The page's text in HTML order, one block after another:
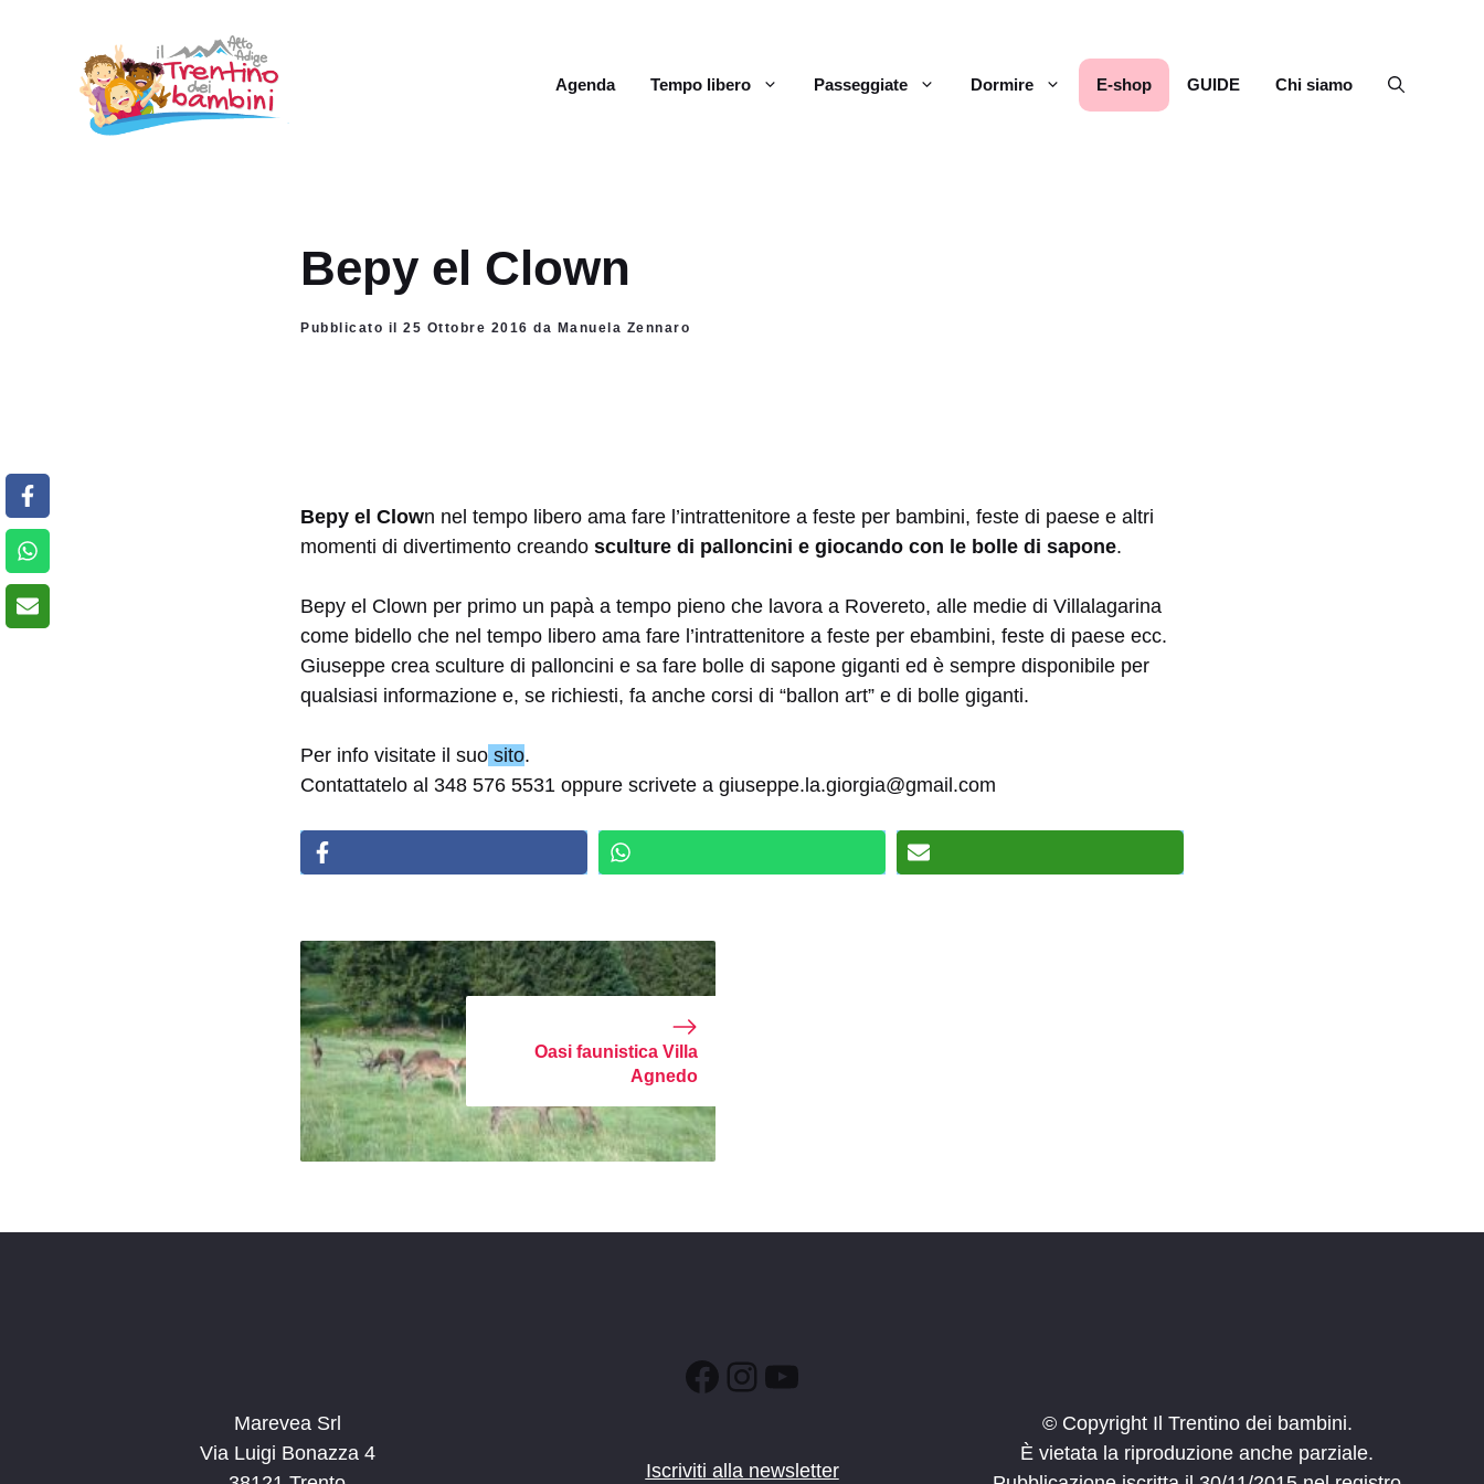
contenuto
Agenda Tempo libero Passeggiate Dormire E-shop GUIDE Chi siamo
Bepy el Clown
Pubblicato il 25 Ottobre 2016 da Manuela Zennaro
Bepy el Clown nel tempo libero ama fare l’intrattenitore a feste per bambini, feste di paese e altri
momenti di divertimento creando sculture di palloncini e giocando con le bolle di sapone.
Bepy el Clown per primo un papà a tempo pieno che lavora a Rovereto, alle medie di Villalagarina
come bidello che nel tempo libero ama fare l’intrattenitore a feste per ebambini, feste di paese ecc.
Giuseppe crea sculture di palloncini e sa fare bolle di sapone giganti ed è sempre disponibile per
qualsiasi informazione e, se richiesti, fa anche corsi di “ballon art” e di bolle giganti.
Per info visitate il suo sito.
Contattatelo al 348 576 5531 oppure scrivete a giuseppe.la.giorgia@gmail.com
Oasi faunistica Villa
Agnedo
Marevea Srl
Via Luigi Bonazza 4
Facebook
Instagram
YouTube
Iscriviti alla newsletter
© Copyright Il Trentino dei bambini.
È vietata la riproduzione anche parziale.